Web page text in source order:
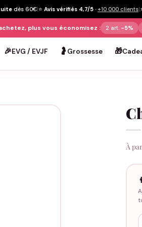
dès 60€|⭐ Avis vérifiés 4,7/5 · +10 000 clients|
plus vous économisez : 2 art. -5%
🎉EVG / EVJF 🤰 Grossesse 🎁
À